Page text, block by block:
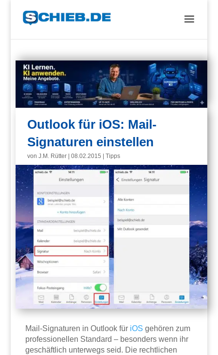
Outlook für iOS: Mail-
Signaturen einstellen
vonJ.M. Rütter |08.02.2015 |Tipps
Mail-Signaturen in Outlook für iOS gehören zum
professionellen Standard – besonders wenn ihr
geschäftlich unterwegs seid. Die rechtlichen